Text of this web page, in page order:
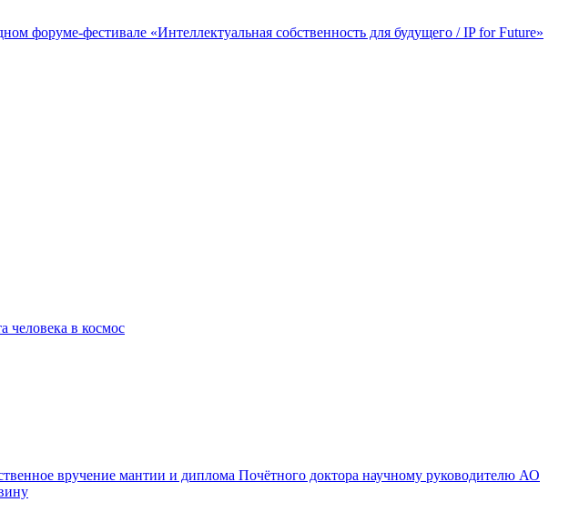
фестивале «Интеллектуальная собственность для будущего / IP for Future»
человека в космос
вручение мантии и диплома Почётного доктора научному руководителю АО